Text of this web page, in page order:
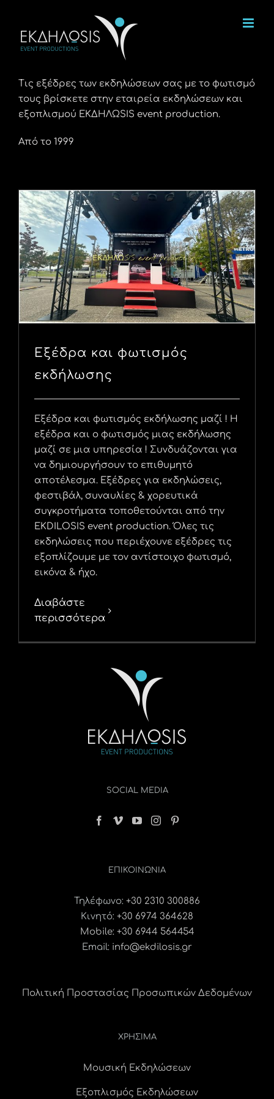
περιεχόμενο
Τις εξέδρες των εκδηλώσεων σας με το φωτισμό
τους βρίσκετε στην εταιρεία εκδηλώσεων και
εξοπλισμού ΕΚΔΗΛΩSIS event production.
Από το 1999
Εξέδρα και φωτισμός
εκδήλωσης
Εξέδρα και φωτισμός εκδήλωσης μαζί ! Η
εξέδρα και ο φωτισμός μιας εκδήλωσης
μαζί σε μια υπηρεσία ! Συνδυάζονται για
να δημιουργήσουν το επιθυμητό
αποτέλεσμα. Εξέδρες για εκδηλώσεις,
φεστιβάλ, συναυλίες & χορευτικά
συγκροτήματα τοποθετούνται από την
EKDILOSIS event production. Όλες τις
εκδηλώσεις που περιέχουνε εξέδρες τις
εξοπλίζουμε με τον αντίστοιχο φωτισμό,
εικόνα & ήχο.
Διαβάστε
περισσότερα
SOCIAL MEDIA
ΕΠΙΚΟΙΝΩΝΊΑ
Τηλέφωνο: +30 2310 300886
Κινητό: +30 6974 364628
Mobile: +30 6944 564454
Email: info@ekdilosis.gr
Πολιτική Προστασίας Προσωπικών Δεδομένων
ΧΡΗΣΙΜΑ
Μουσική Εκδηλώσεων
Εξοπλισμός Εκδηλώσεων